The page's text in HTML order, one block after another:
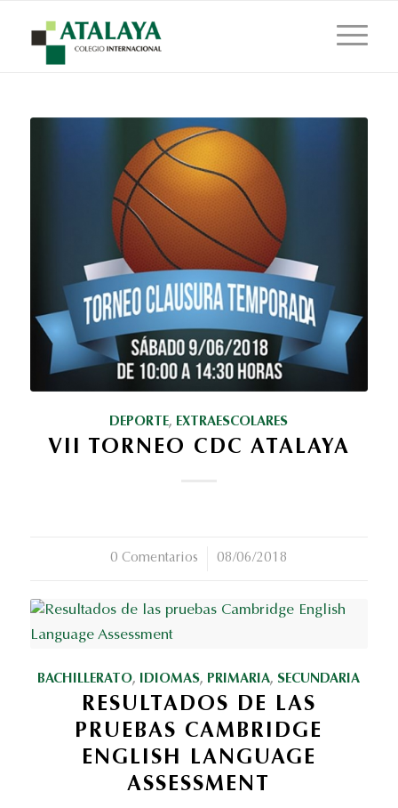
DEPORTE, EXTRAESCOLARES
VII TORNEO CDC ATALAYA
0 Comentarios
/ 08/06/2018
BACHILLERATO, IDIOMAS, PRIMARIA, SECUNDARIA
RESULTADOS DE LAS
PRUEBAS CAMBRIDGE
ENGLISH LANGUAGE
ASSESSMENT